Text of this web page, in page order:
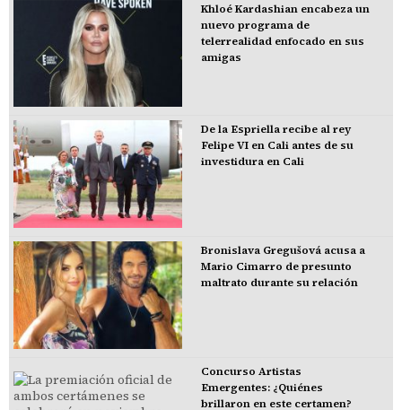
Khloé Kardashian encabeza un
nuevo programa de
telerrealidad enfocado en sus
amigas
De la Espriella recibe al rey
Felipe VI en Cali antes de su
investidura en Cali
Bronislava Gregušová acusa a
Mario Cimarro de presunto
maltrato durante su relación
Concurso Artistas
Emergentes: ¿Quiénes
brillaron en este certamen?